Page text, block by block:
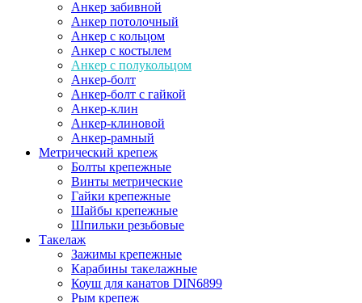
Анкер забивной
Анкер потолочный
Анкер с кольцом
Анкер с костылем
Анкер с полукольцом
Анкер-болт
Анкер-болт с гайкой
Анкер-клин
Анкер-клиновой
Анкер-рамный
Метрический крепеж
Болты крепежные
Винты метрические
Гайки крепежные
Шайбы крепежные
Шпильки резьбовые
Такелаж
Зажимы крепежные
Карабины такелажные
Коуш для канатов DIN6899
Рым крепеж